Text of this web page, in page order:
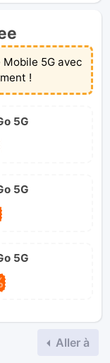
5G avec
!
5G
5G
5G
Aller à